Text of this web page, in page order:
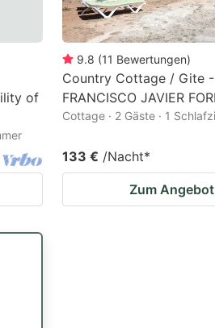
of
9.8 (11 Bewertungen)
Country Cottage / Gite -
FRANCISCO JAVIER
Cottage · 2 Gäste · 1
133 € /Nacht*
Zum Angebot